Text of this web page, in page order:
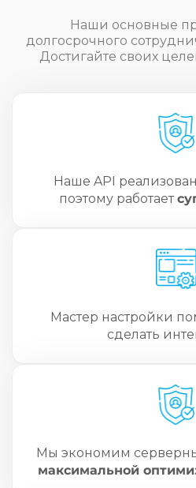
Наши основные
долгосрочного
Достигайте своих
Наше API
поэтому работает
Мастер настройки
сделать
Мы экономим
максимальной